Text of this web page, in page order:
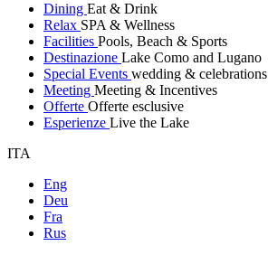
Dining Eat & Drink
Relax SPA & Wellness
Facilities Pools, Beach & Sports
Destinazione Lake Como and Lugano
Special Events wedding & celebrations
Meeting Meeting & Incentives
Offerte Offerte esclusive
Esperienze Live the Lake
ITA
Eng
Deu
Fra
Rus